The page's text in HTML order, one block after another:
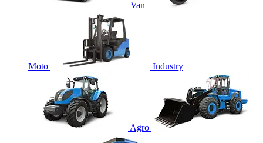
Van
Moto Industry
Agro